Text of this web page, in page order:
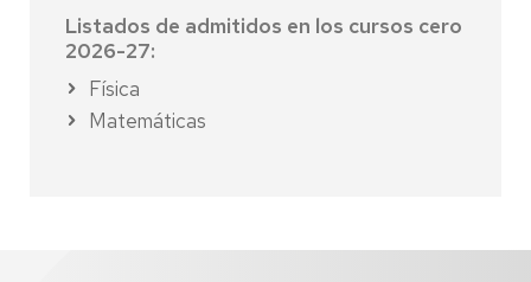
Listados de admitidos en los cursos cero
2026-27:
Física
Matemáticas